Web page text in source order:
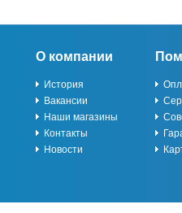
О компании
История
Вакансии
Наши магазины
Контакты
Новости